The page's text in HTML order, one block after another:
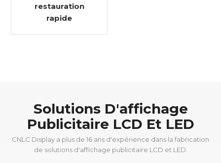
restauration
rapide
Solutions D'affichage
Publicitaire LCD Et LED
CNLC Display a plus de 16 ans d'expérience dans la fabrication
de solutions d'affichage publicitaire LCD et LED.